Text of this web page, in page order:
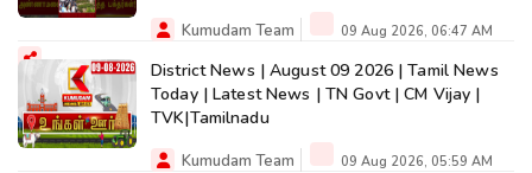
Kumudam Team 09 Aug 2026, 06:47 AM
District News | August 09 2026 | Tamil News
Today | Latest News | TN Govt | CM Vijay |
TVK|Tamilnadu
Kumudam Team 09 Aug 2026, 05:59 AM